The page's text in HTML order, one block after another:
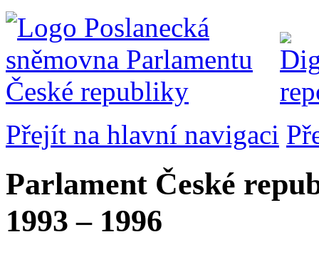
Přejít na hlavní navigaci
Parlament České
1993 – 1996